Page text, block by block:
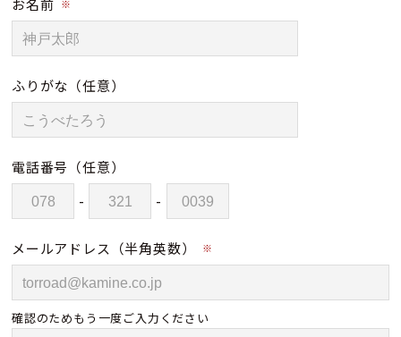
※
ふりがな （任意）
電話番号 （任意）
- -
メールアドレス（半角英数） ※
確認のためもう一度ご入力ください